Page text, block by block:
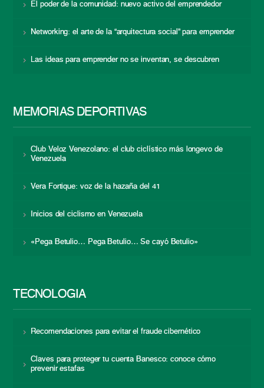
El poder de la comunidad: nuevo activo del emprendedor
Networking: el arte de la “arquitectura social” para emprender
Las ideas para emprender no se inventan, se descubren
MEMORIAS DEPORTIVAS
Club Veloz Venezolano: el club ciclístico más longevo de
Venezuela
Vera Fortique: voz de la hazaña del 41
Inicios del ciclismo en Venezuela
«Pega Betulio… Pega Betulio… Se cayó Betulio»
TECNOLOGÍA
Recomendaciones para evitar el fraude cibernético
Claves para proteger tu cuenta Banesco: conoce cómo
prevenir estafas